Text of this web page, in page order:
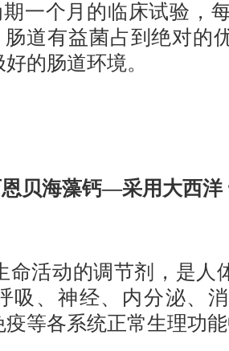
一个月的临床试验，
肠道有益菌占到绝对的
的肠道环境。
贝海藻钙—采用大西洋
命活动的调节剂，是人
吸、神经、内分泌、
等各系统正常生理功